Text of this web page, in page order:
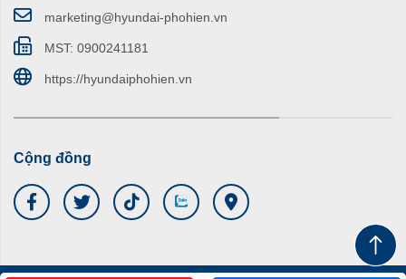
marketing@hyundai-phohien.vn
MST: 0900241181
https://hyundaiphohien.vn
Cộng đồng